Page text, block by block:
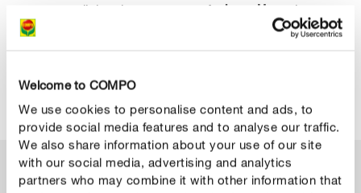
Welcome to COMPO
We use cookies to personalise content and ads, to
provide social media features and to analyse our traffic.
We also share information about your use of our site
with our social media, advertising and analytics
partners who may combine it with other information that
corteza tradicional es que es
, por lo que
es perfecto para cultivos sensibles como hortalizas,
lo convierte en una opción cómoda y agradable para